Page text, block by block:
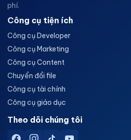
phí.
Công cụ tiện ích
Công cụ Developer
Công cụ Marketing
Công cụ Content
Chuyển đổi file
Công cụ tài chính
Công cụ giáo dục
Theo dõi chúng tôi